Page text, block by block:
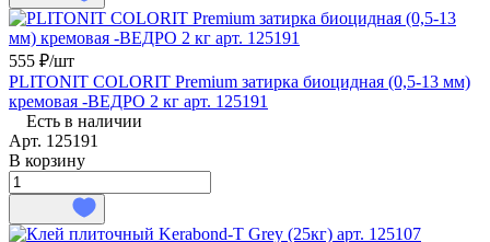
555 ₽/шт
PLITONIT COLORIT Premium затирка биоцидная (0,5-13 мм)
кремовая -ВЕДРО 2 кг арт. 125191
Есть в наличии
Арт. 125191
В корзину